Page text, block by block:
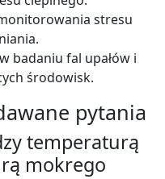
stresu
badaniu fal upałów i
środowisk.
pytania
temperaturą
mokrego